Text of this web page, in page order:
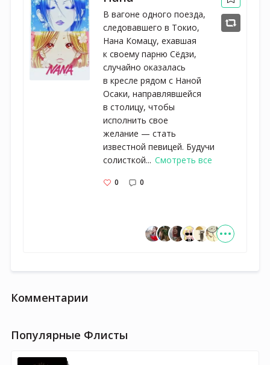
В вагоне одного поезда,
следовавшего в Токио,
Нана Комацу, ехавшая
к своему парню Сёдзи,
случайно оказалась
в кресле рядом с Наной
Осаки, направлявшейся
в столицу, чтобы
исполнить свое
желание — стать
известной певицей. Будучи
солисткой... Смотреть все
0 0
Комментарии
Популярные Флисты